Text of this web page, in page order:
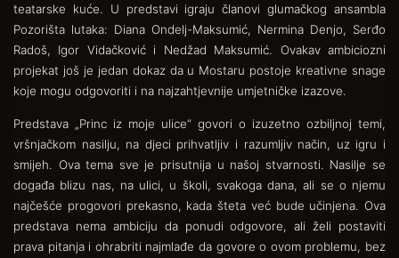
teatarske kuće. U predstavi igraju članovi glumačkog ansambla
Pozorišta lutaka: Diana Ondelj-Maksumić, Nermina Denjo, Serđo
Radoš, Igor Vidačković i Nedžad Maksumić. Ovakav ambiciozni
projekat još je jedan dokaz da u Mostaru postoje kreativne snage
koje mogu odgovoriti i na najzahtjevnije umjetničke izazove.
Predstava „Princ iz moje ulice“ govori o izuzetno ozbiljnoj temi,
vršnjačkom nasilju, na djeci prihvatljiv i razumljiv način, uz igru i
smijeh. Ova tema sve je prisutnija u našoj stvarnosti. Nasilje se
događa blizu nas, na ulici, u školi, svakoga dana, ali se o njemu
najčešće progovori prekasno, kada šteta već bude učinjena. Ova
predstava nema ambiciju da ponudi odgovore, ali želi postaviti
prava pitanja i ohrabriti najmlađe da govore o ovom problemu, bez